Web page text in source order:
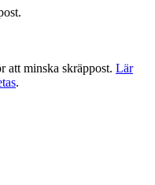
att minska skräppost. Lär
.